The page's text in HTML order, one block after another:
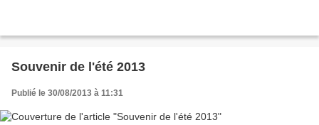
Souvenir de l'été 2013
Publié le 30/08/2013 à 11:31